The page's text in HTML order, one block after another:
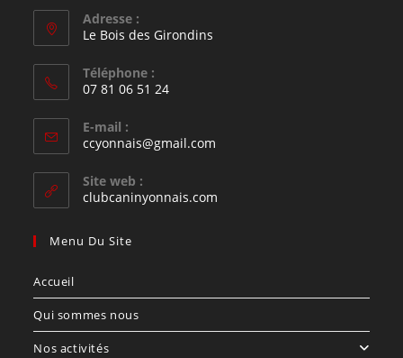
Adresse :
Le Bois des Girondins
Téléphone :
07 81 06 51 24
dans
votre
application
E-mail :
ccyonnais@gmail.com
application
Site web :
clubcaninyonnais.com
Menu Du Site
Accueil
Qui sommes nous
Nos activités